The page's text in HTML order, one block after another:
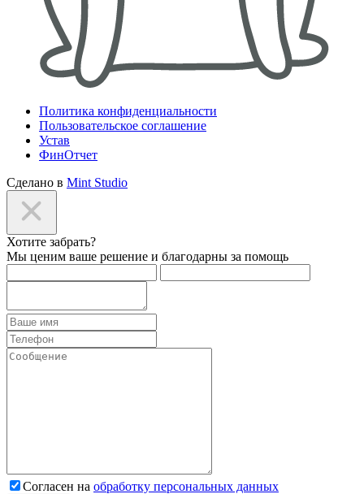
Политика конфиденциальности
Пользовательское соглашение
Устав
ФинОтчет
Сделано в Mint Studio
Хотите забрать?
Мы ценим ваше решение и благодарны за помощь
Согласен на обработку персональных данных